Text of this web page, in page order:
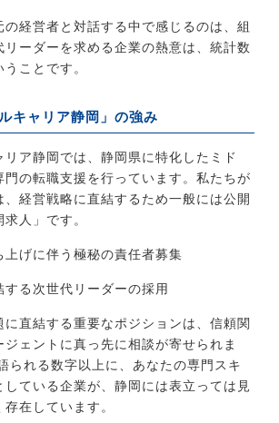
経営者と対話する中で感じるのは、組
リーダーを求める企業の熱意は、統計数
ことです。
キャリア静岡」の強み
リア静岡では、静岡県に特化したミド
門の転職支援を行っています。私たちが
経営戦略に直結するため一般には公開
人」です。
上げに伴う極秘の責任者募集
する次世代リーダーの採用
に直結する重要なポジションは、信頼関
ェントに真っ先に相談が寄せられま
られる数字以上に、あなたの専門スキ
している企業が、静岡には表立っては見
在しています。